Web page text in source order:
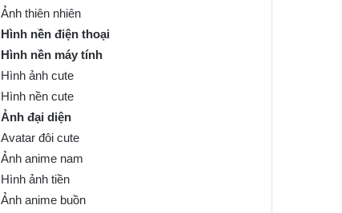
Ảnh thiên nhiên
Hình nền điện thoại
Hình nền máy tính
Hình ảnh cute
Hình nền cute
Ảnh đại diện
Avatar đôi cute
Ảnh anime nam
Hình ảnh tiền
Ảnh anime buồn